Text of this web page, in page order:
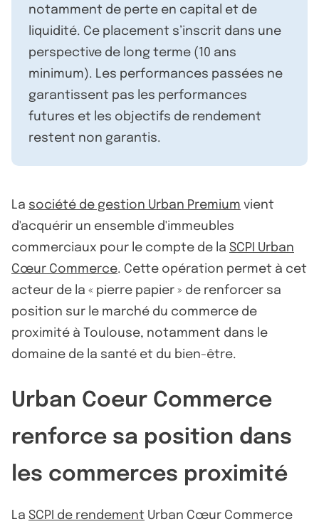
notamment de perte en capital et de
liquidité. Ce placement s’inscrit dans une
perspective de long terme (10 ans
minimum). Les performances passées ne
garantissent pas les performances
futures et les objectifs de rendement
restent non garantis.
La société de gestion Urban Premium vient
d'acquérir un ensemble d'immeubles
commerciaux pour le compte de la SCPI Urban
Cœur Commerce. Cette opération permet à cet
acteur de la « pierre papier » de renforcer sa
position sur le marché du commerce de
proximité à Toulouse, notamment dans le
domaine de la santé et du bien-être.
Urban Coeur Commerce
renforce sa position dans
les commerces proximité
La SCPI de rendement Urban Cœur Commerce